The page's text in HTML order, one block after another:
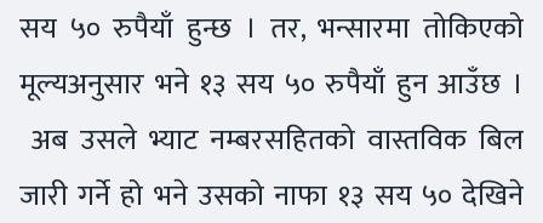
सय ५० रुपैयाँ हुन्छ । तर, भन्सारमा तोकिएको
मूल्यअनुसार भने १३ सय ५० रुपैयाँ हुन आउँछ ।
अब उसले भ्याट नम्बरसहितको वास्तविक बिल
जारी गर्ने हो भने उसको नाफा १३ सय ५० देखिने